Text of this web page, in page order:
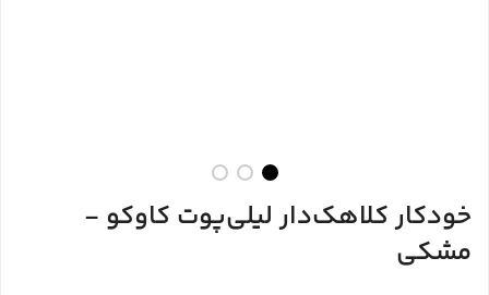
خودکار کلاهک‌دار لیلی‌پوت کاوکو -
مشکی